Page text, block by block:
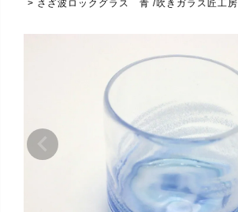
さざ波ロックグラス 青 /吹きガラス匠工房